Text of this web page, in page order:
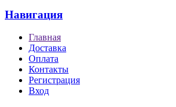
Навигация
Главная
Доставка
Оплата
Контакты
Регистрация
Вход